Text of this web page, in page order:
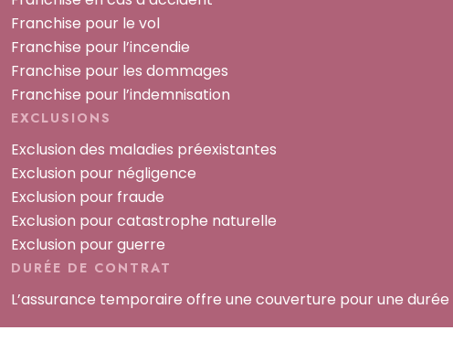
Franchise pour le vol
Franchise pour l’incendie
Franchise pour les dommages
Franchise pour l’indemnisation
EXCLUSIONS
Exclusion des maladies préexistantes
Exclusion pour négligence
Exclusion pour fraude
Exclusion pour catastrophe naturelle
Exclusion pour guerre
DURÉE DE CONTRAT
L’assurance temporaire offre une couverture pour une